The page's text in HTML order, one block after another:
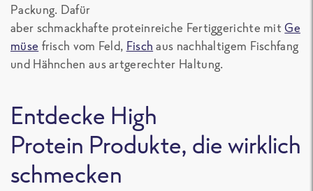
Packung. Dafür
aber schmackhafte proteinreiche Fertiggerichte mitGe
müse frisch vom Feld, Fisch aus nachhaltigem Fischfang
und Hähnchen aus artgerechter Haltung.
Entdecke High
Protein Produkte, die wirklich
schmecken